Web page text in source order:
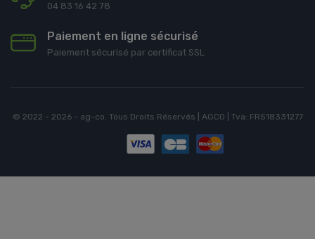
04 83 16 42 78
Paiement en ligne sécurisé
Paiement sécurisé par certificat SSL
© 2022 - 2026 - ag-co. Tous Droits Réservés | AGCO | Tva: FR518331277